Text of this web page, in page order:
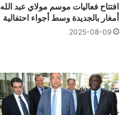
افتتاح فعاليات موسم مولاي عبد الله
أمغار بالجديدة وسط أجواء احتفالية
2025-08-09